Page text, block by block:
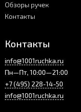
Обзоры ручек
Контакты
Контакты
info@1001ruchka.ru
Пн—Пт, 10:00—21:00
+7 (495) 228-14-50
info@1001ruchka.ru